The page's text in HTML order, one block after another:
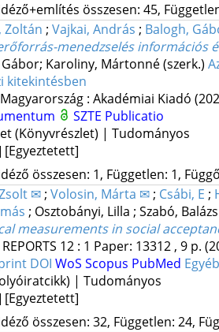
összesen: 45,
Zoltán ; Vajkai, András ; Balogh,
menedzselés információs
Karoliny, Mártonné (szerk.)
kitekintésben
: Akadémiai Kiadó
SZTE Publicatio
(Könyvrészlet) | Tudományos
[Egyeztetett]
összesen: 1, Független: 1,
✉; Volosin, Márta ✉; Csábi, E ;
; Osztobányi, Lilla ; Szabó,
measurements in social
12: 1 Paper: 13312 , 9 p.
DOI WoS Scopus PubMed
| Tudományos
[Egyeztetett]
összesen: 32, Független: 24,